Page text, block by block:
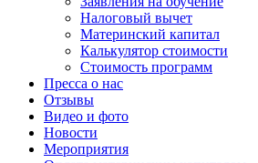
Налоговый вычет
Материнский капитал
Калькулятор стоимости
Стоимость программ
Пресса о нас
Отзывы
Видео и фото
Новости
Мероприятия